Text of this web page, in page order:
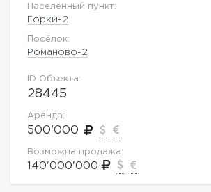
Населённый пункт:
Горки-2
Посёлок:
Романово-2
ID Объекта:
28445
Аренда:
500'000
Возможна продажа:
140'000'000